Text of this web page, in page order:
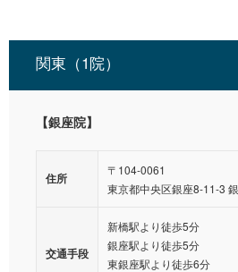
関東（1院）
【銀座院】
住所
〒104-0061
東京都中央区銀座8-11-3
交通手段
新橋駅より徒歩5分
銀座駅より徒歩5分
東銀座駅より徒歩6分